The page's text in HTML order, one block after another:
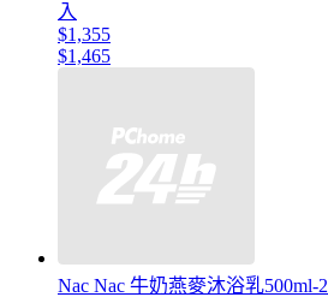
入
$1,355
$1,465
Nac Nac 牛奶燕麥沐浴乳